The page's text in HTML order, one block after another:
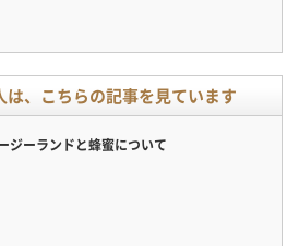
は、こちらの記事を見ています
ジーランドと蜂蜜について